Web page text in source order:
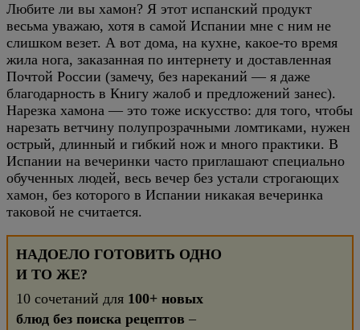
Любите ли вы хамон? Я этот испанский продукт
весьма уважаю, хотя в самой Испании мне с ним не
слишком везет. А вот дома, на кухне, какое-то время
жила нога, заказанная по интернету и доставленная
Почтой России (замечу, без нареканий — я даже
благодарность в Книгу жалоб и предложений занес).
Нарезка хамона — это тоже искусство: для того, чтобы
нарезать ветчину полупрозрачными ломтиками, нужен
острый, длинный и гибкий нож и много практики. В
Испании на вечеринки часто приглашают специально
обученных людей, весь вечер без устали строгающих
хамон, без которого в Испании никакая вечеринка
таковой не считается.
НАДОЕЛО ГОТОВИТЬ ОДНО
И ТО ЖЕ?
10 сочетаний для 100+ новых
блюд без поиска рецептов –